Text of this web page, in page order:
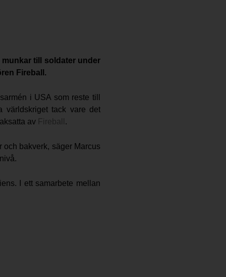
till soldater under
Fireball.
i USA som reste till
världskriget tack vare det
av Fireball .
bakverk, säger Marcus
I ett samarbete mellan